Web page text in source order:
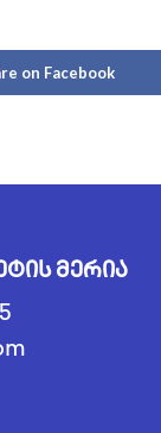
on Facebook
მერია